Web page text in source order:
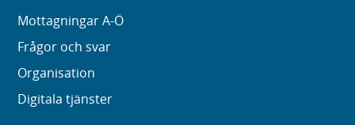
Mottagningar A-Ö
Frågor och svar
Organisation
Digitala tjänster